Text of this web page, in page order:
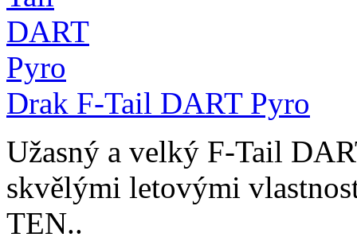
Drak F-Tail DART Pyro
Užasný a velký F-Tail
skvělými letovými
TEN..